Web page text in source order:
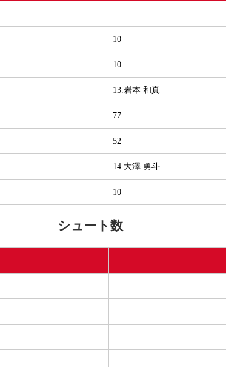
10
10
13.岩本 和真
77
52
14.大澤 勇斗
10
シュート数